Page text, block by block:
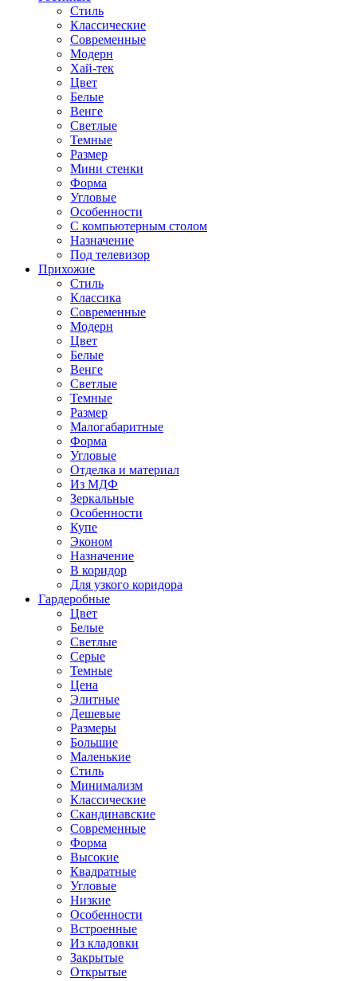
Стиль
Классические
Современные
Модерн
Хай-тек
Цвет
Белые
Венге
Светлые
Темные
Размер
Мини стенки
Форма
Угловые
Особенности
С компьютерным столом
Назначение
Под телевизор
Прихожие
Стиль
Классика
Современные
Модерн
Цвет
Белые
Венге
Светлые
Темные
Размер
Малогабаритные
Форма
Угловые
Отделка и материал
Из МДФ
Зеркальные
Особенности
Купе
Эконом
Назначение
В коридор
Для узкого коридора
Гардеробные
Цвет
Белые
Светлые
Серые
Темные
Цена
Элитные
Дешевые
Размеры
Большие
Маленькие
Стиль
Минимализм
Классические
Скандинавские
Современные
Форма
Высокие
Квадратные
Угловые
Низкие
Особенности
Встроенные
Из кладовки
Закрытые
Открытые